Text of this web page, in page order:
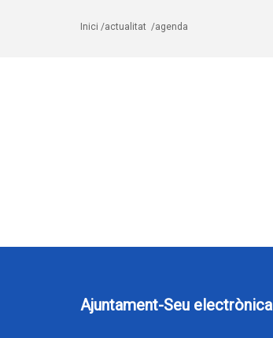
Inici /actualitat /agenda
Ajuntament-Seu electrònica